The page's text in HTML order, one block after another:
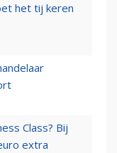
het tij keren
Class? Bij
extra